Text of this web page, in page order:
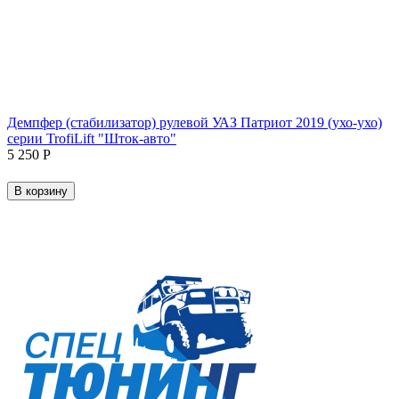
Демпфер (стабилизатор) рулевой УАЗ Патриот 2019 (ухо-ухо)
серии TrofiLift "Шток-авто"
5 250 Р
В корзину